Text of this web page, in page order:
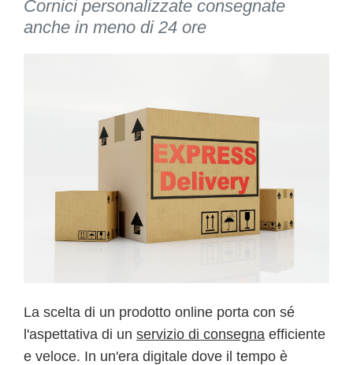
Cornici personalizzate consegnate
anche in meno di 24 ore
La scelta di un prodotto online porta con sé
l'aspettativa di un servizio di consegna efficiente
e veloce. In un'era digitale dove il tempo è